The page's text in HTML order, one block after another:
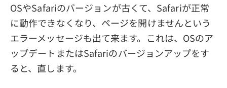
OSやSafariのバージョンが古くて、Safariが正常
に動作できなくなり、ページを開けませんという
エラーメッセージも出て来ます。これは、OSのア
ップデートまたはSafariのバージョンアップをす
ると、直します。